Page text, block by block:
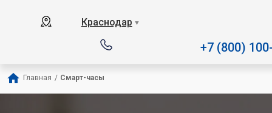
Краснодар ▼
+7 (800)
Главная / Смарт-часы